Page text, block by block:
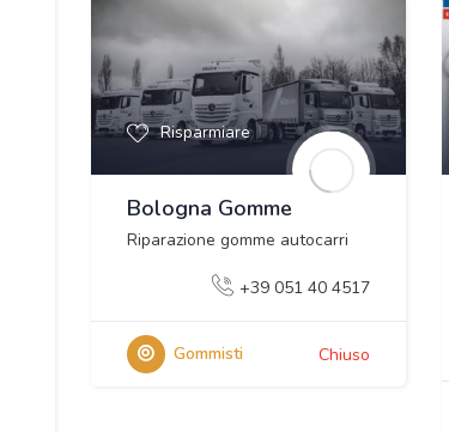
Risparmiare
Bologna Gomme
Riparazione gomme autocarri
+39 051 40 4517
Gommisti Chiuso